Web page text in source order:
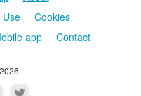
Use
Cookies
app Contact